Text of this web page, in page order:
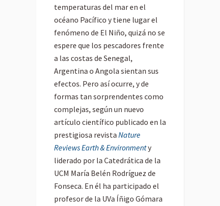
temperaturas del mar en el
océano Pacífico y tiene lugar el
fenómeno de El Niño, quizá no se
espere que los pescadores frente
a las costas de Senegal,
Argentina o Angola sientan sus
efectos. Pero así ocurre, y de
formas tan sorprendentes como
complejas, según un nuevo
artículo científico publicado en la
prestigiosa revista Nature
Reviews Earth & Environmenty
liderado por la Catedrática de la
UCM María Belén Rodríguez de
Fonseca. En él ha participado el
profesor de la UVa Íñigo Gómara